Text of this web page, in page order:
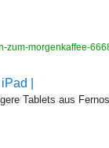
zum-morgenkaffee-
|
Tablets aus